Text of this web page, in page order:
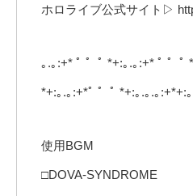
ホロライブ公式サイト▷
｡.｡:+* ﾟ ゜ﾟ *+:｡.｡:+* ﾟ ゜ﾟ
*+:｡.｡:+*ﾟ ゜ﾟ *+:｡.｡.｡:+*+:｡
使用BGM
□DOVA-SYNDROME